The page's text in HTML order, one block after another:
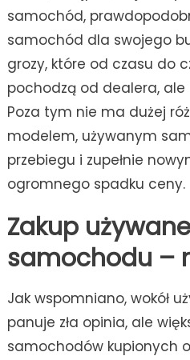
samochód,
samochód dla swojego
grozy, które od czasu do
pochodzą od dealera,
Poza tym nie ma dużej
modelem, używanym
przebiegu i zupełnie
ogromnego spadku ceny.
Zakup
samochodu –
Jak wspomniano, wokół
panuje zła opinia, ale
samochodów kupionych